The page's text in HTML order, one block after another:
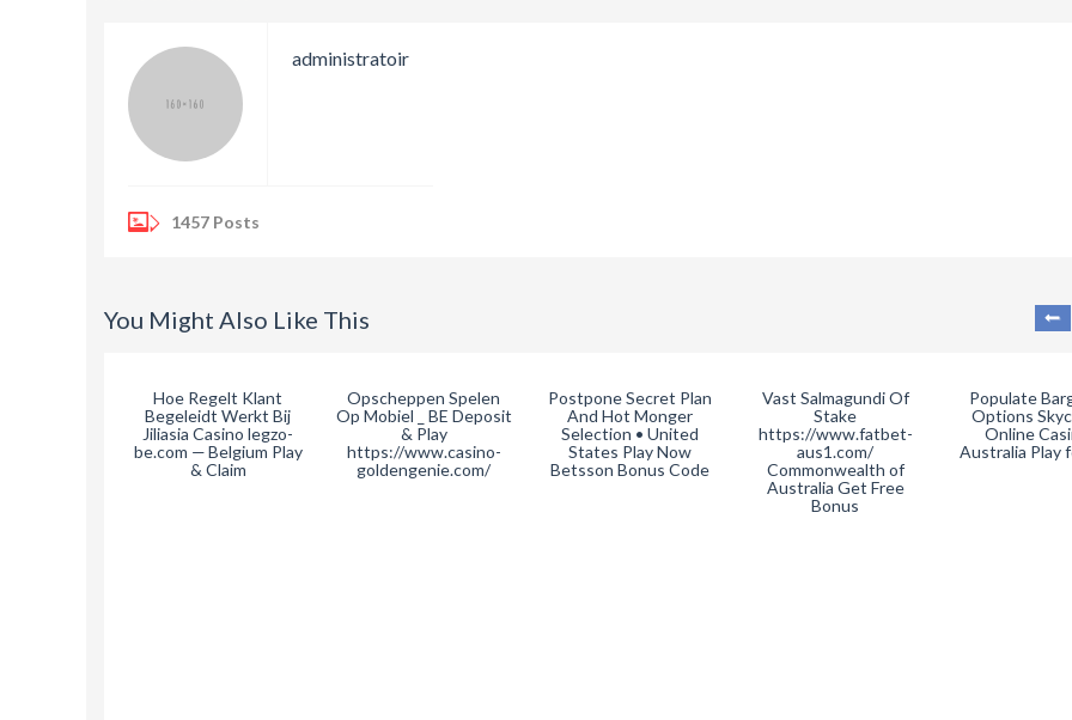
administratoir
1457 Posts
You Might Also Like This
Hoe Regelt Klant
Begeleidt Werkt Bij
Jiliasia Casino legzo-
be.com — Belgium Play
& Claim
Opscheppen Spelen
Op Mobiel _ BE Deposit
& Play
https://www.casino-
goldengenie.com/
Postpone Secret Plan
And Hot Monger
Selection • United
States Play Now
Betsson Bonus Code
Vast Salmagundi Of
Stake
https://www.fatbet-
aus1.com/
Commonwealth of
Australia Get Free
Bonus
Populate
Options
Online
Australia Play